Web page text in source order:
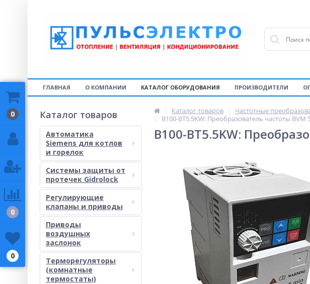
ГЛАВНАЯ О КОМПАНИИ КАТАЛОГ ОБОРУДОВАНИЯ ПРОИЗВОДИТЕЛИ
Каталог товаров
Автоматика
Siemens для котлов
и горелок
Системы защиты от
протечек Gidrolock
Регулирующие
клапаны и приводы
Приводы
воздушных
заслонок
Терморегуляторы
(комнатные
термостаты)
Каталог товаров Частотные
B100-BT5.5KW: Преобразователь частоты BVM
B100-BT5.5KW:
0
0
0